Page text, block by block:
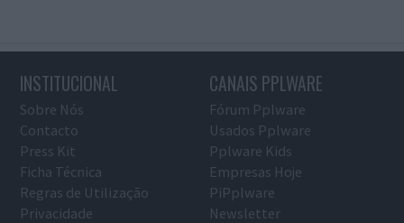
INSTITUCIONAL
Sobre Nós
Contacto
Press Kit
Ficha Técnica
Regras de Utilização
Privacidade
CANAIS PPLWARE
Fórum Pplware
Usados Pplware
Pplware Kids
Empresas Hoje
PiPplware
Newsletter